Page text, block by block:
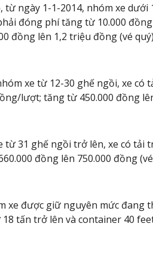
từ ngày 1-1-2014, nhóm xe
đóng phí tăng từ 10.000
đồng lên 1,2 triệu đồng (vé
xe từ 12-30 ghế ngồi, xe có
lượt; tăng từ 450.000 đồng
từ 31 ghế ngồi trở lên, xe có tải
đồng lên 750.000 đồng
xe được giữ nguyên mức đang
tấn trở lên và container 40